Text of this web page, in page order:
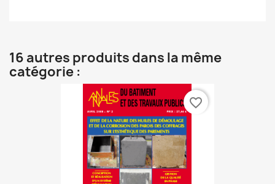
16 autres produits dans la même
catégorie :
favorite_border